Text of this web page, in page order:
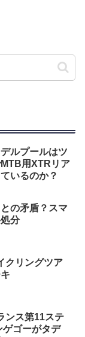
ルプールはツ
用XTRリア
いるのか？
の矛盾？スマ
分
クリングツア
ンス第11ステ
ゴーがタデ